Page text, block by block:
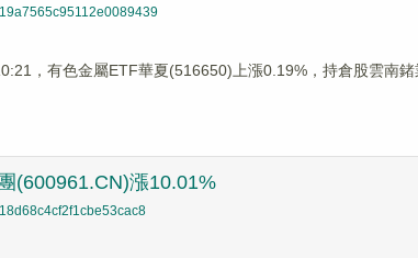
，有色金屬ETF華夏(516650)上漲0.19%，持倉股雲南
(600961.CN)漲10.01%